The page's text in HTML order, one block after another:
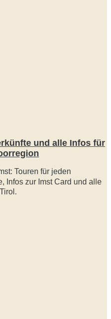
und alle Infos für
Touren für jeden
Infos zur Imst Card und alle